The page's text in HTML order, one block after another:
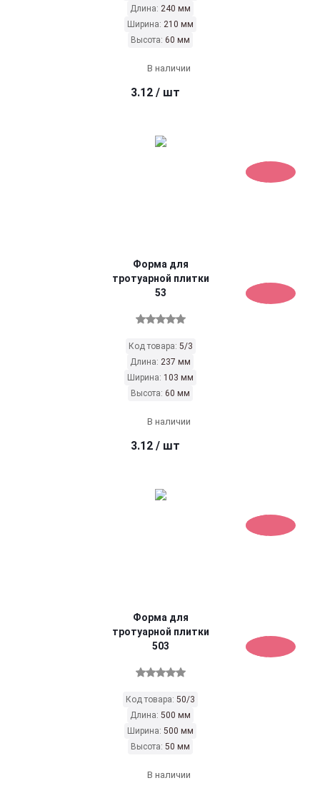
Длина: 240 мм
Ширина: 210 мм
Высота: 60 мм
В наличии
3.12 / шт
Форма для
тротуарной плитки
53
Код товара: 5/3
Длина: 237 мм
Ширина: 103 мм
Высота: 60 мм
В наличии
3.12 / шт
Форма для
тротуарной плитки
503
Код товара: 50/3
Длина: 500 мм
Ширина: 500 мм
Высота: 50 мм
В наличии